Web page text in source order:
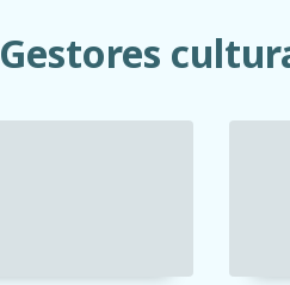
Gestores